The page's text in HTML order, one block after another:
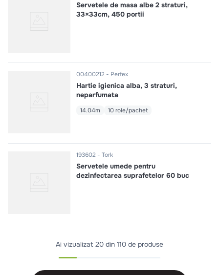
Servetele de masa albe 2 straturi,
33×33cm, 450 portii
00400212 Perfex
Hartie igienica alba, 3 straturi,
neparfumata
14.04m 10 role/pachet
193602 Tork
Servetele umede pentru
dezinfectarea suprafetelor 60 buc
Ai vizualizat 20 din 110 de produse